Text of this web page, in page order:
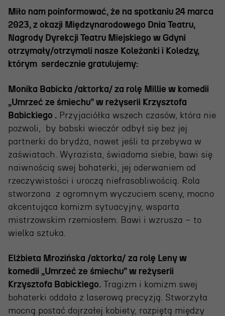
Spektakle wyjazdowe
Sponsorzy
Kontakt & Zespół
Edukacja
Wydarzenia
Oferta edukacyjna
Polecamy
Miło nam poinformować, że na spotkaniu 24 marca
2023, z okazji Międzynarodowego Dnia Teatru,
Nagrody Dyrekcji Teatru Miejskiego w Gdyni
otrzymały/otrzymali nasze Koleżanki i Koledzy,
którym serdecznie gratulujemy:
Monika Babicka /aktorka/ za rolę Millie w komedii
„Umrzeć ze śmiechu” w reżyserii Krzysztofa
Babickiego . Przyjaciółka wszech czasów, która nie
pozwoli, by babski wieczór odbył się bez jej
partnerki do brydża, nawet jeśli ta przebywa w
zaświatach. Wyrazista, świadoma siebie, bawi się
naiwnością swej bohaterki, jej oderwaniem od
rzeczywistości i uroczą niefrasobliwością. Rola
stworzona z ogromnym wyczuciem sceny, mocno
akcentująca komizm sytuacyjny, wsparta
mistrzowskim rzemiosłem. Bawi i wzrusza – to
wielka sztuka.
Elżbieta Mrozińska /aktorka/ za rolę Leny w
komedii „Umrzeć ze śmiechu” w reżyserii
Krzysztofa Babickiego. Tragizm i komizm swej
bohaterki oddała z laserową precyzją. Stworzyła
mocną postać dojrzałej kobiety, rozpiętą między